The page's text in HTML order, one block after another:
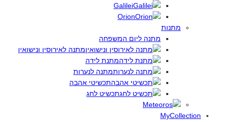
Galilei
Orion
מתנות
מתנה ליום המשפחה
מתנה לאירוסין ונישואין
מתנת לידה
מתנה לנערות
תכשיטי אהבה
תכשיט לחג
MyCollection